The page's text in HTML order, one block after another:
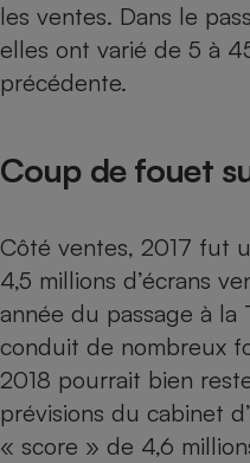
les ventes. Dans le
elles ont varié de 5 à
précédente.
Coup de fouet
Côté ventes, 2017 fut
4,5 millions d’écrans
année du passage à la
conduit de nombreux
2018 pourrait bien
prévisions du cabinet
« score » de 4,6